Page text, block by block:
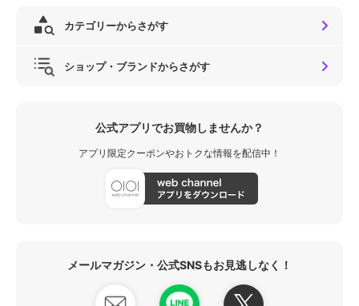
カテゴリーからさがす
ショップ・ブランドからさがす
公式アプリでお買物しませんか？
アプリ限定クーポンやおトクな情報を配信中！
メールマガジン・公式SNSもお見逃しなく！